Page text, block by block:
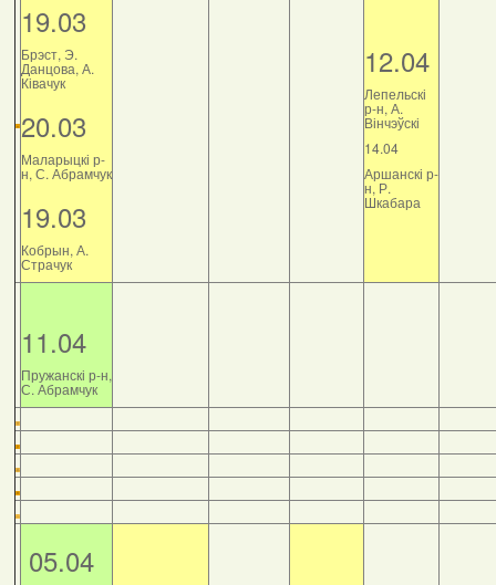
19.03
Брэст, Э.
Данцова, А.
Ківачук
20.03
Маларыцкі р-
н, С. Абрамчук
19.03
Кобрын, А.
Страчук
12.04
Лепельскі
р-н, А.
Вінчэўскі
14.04
Аршанскі р-
н, Р.
Шкабара
11.04
Пружанскі р-н,
С. Абрамчук
05.04